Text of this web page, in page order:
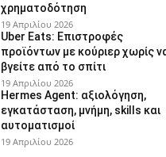
χρηματοδότηση
19 Απριλίου 2026
Uber Eats: Επιστροφές
προϊόντων με κούριερ χωρίς
βγείτε από το σπίτι
19 Απριλίου 2026
Hermes Agent: αξιολόγηση,
εγκατάσταση, μνήμη, skills και
αυτοματισμοί
19 Απριλίου 2026